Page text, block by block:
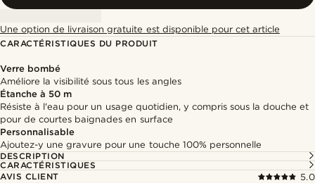
Une option de livraison gratuite est disponible pour cet article
CARACTÉRISTIQUES DU PRODUIT
Verre bombé
Améliore la visibilité sous tous les angles
Étanche à 50 m
Résiste à l'eau pour un usage quotidien, y compris sous la douche et
pour de courtes baignades en surface
Personnalisable
Ajoutez-y une gravure pour une touche 100% personnelle
DESCRIPTION
CARACTÉRISTIQUES
AVIS CLIENT
5.0